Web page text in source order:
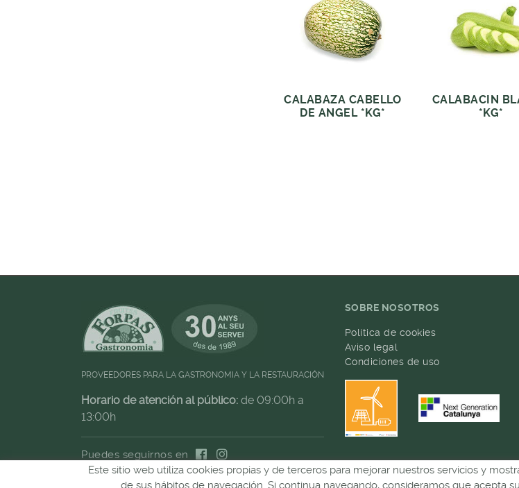
CALABAZA CABELLO
DE ANGEL *KG*
CALABACIN
*KG*
PROVEEDORES PARA LA GASTRONOMIA Y LA RESTAURACIÓN
Horario de atención al público: de 09:00h a
13:00h
Puedes seguirnos en
SOBRE NOSOTROS
Política de cookies
Aviso legal
Condiciones de uso
Este sitio web utiliza cookies propias y de terceros para mejorar nuestros servicios y
de sus hábitos de navegación. Si continua navegando, consideramos que acepta